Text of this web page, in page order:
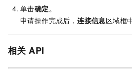
单击确定 。
申请操作完成后，连接信息区域框
相关 API